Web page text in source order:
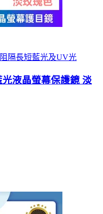
隔長短藍光及UV光
液晶螢幕保護鏡 淡